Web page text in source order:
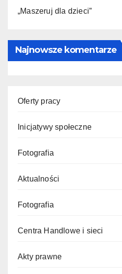
„Maszeruj dla dzieci”
Najnowsze komentarze
Oferty pracy
Inicjatywy społeczne
Fotografia
Aktualności
Fotografia
Centra Handlowe i sieci
Akty prawne